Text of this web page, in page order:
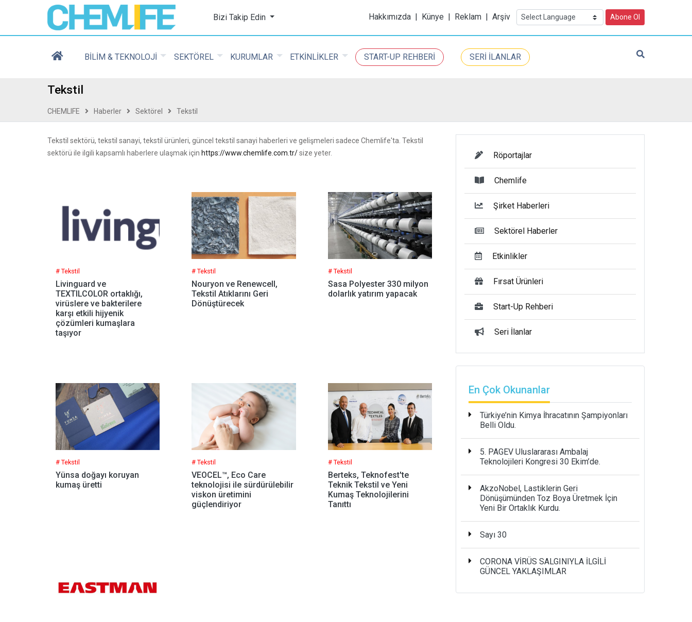
Chemlife - Basılı ve Dijital Kimya Dergisi
Bizi Takip Edin Hakkımızda | Künye | Reklam | Arşiv Abone Ol
BİLİM & TEKNOLOJİ SEKTÖREL KURUMLAR ETKİNLİKLER START-UP REHBERİ SERİ İLANLAR
Tekstil
CHEMLIFE Haberler Sektörel Tekstil
Tekstil sektörü, tekstil sanayi, tekstil ürünleri, güncel tekstil sanayi haberleri ve gelişmeleri sadece Chemlife'ta. Tekstil
sektörü ile ilgili kapsamlı haberlere ulaşmak için https://www.chemlife.com.tr/size yeter.
# Tekstil
Livinguard ve
TEXTILCOLOR ortaklığı,
virüslere ve bakterilere
karşı etkili hijyenik
çözümleri kumaşlara
taşıyor
# Tekstil
Nouryon ve Renewcell,
Tekstil Atıklarını Geri
Dönüştürecek
# Tekstil
Sasa Polyester 330 milyon
dolarlık yatırım yapacak
# Tekstil
Yünsa doğayı koruyan
kumaş üretti
# Tekstil
VEOCEL™, Eco Care
teknolojisi ile sürdürülebilir
viskon üretimini
güçlendiriyor
# Tekstil
Berteks, Teknofest'te
Teknik Tekstil ve Yeni
Kumaş Teknolojilerini
Tanıttı
Röportajlar
Chemlife
Şirket Haberleri
Sektörel Haberler
Etkinlikler
Fırsat Ürünleri
Start-Up Rehberi
Seri İlanlar
En Çok Okunanlar
Türkiye’nin Kimya İhracatının Şampiyonları
Belli Oldu.
5. PAGEV Uluslararası Ambalaj
Teknolojileri Kongresi 30 Ekim’de.
AkzoNobel, Lastiklerin Geri
Dönüşümünden Toz Boya Üretmek İçin
Yeni Bir Ortaklık Kurdu.
Sayı 30
CORONA VİRÜS SALGINIYLA İLGİLİ
GÜNCEL YAKLAŞIMLAR